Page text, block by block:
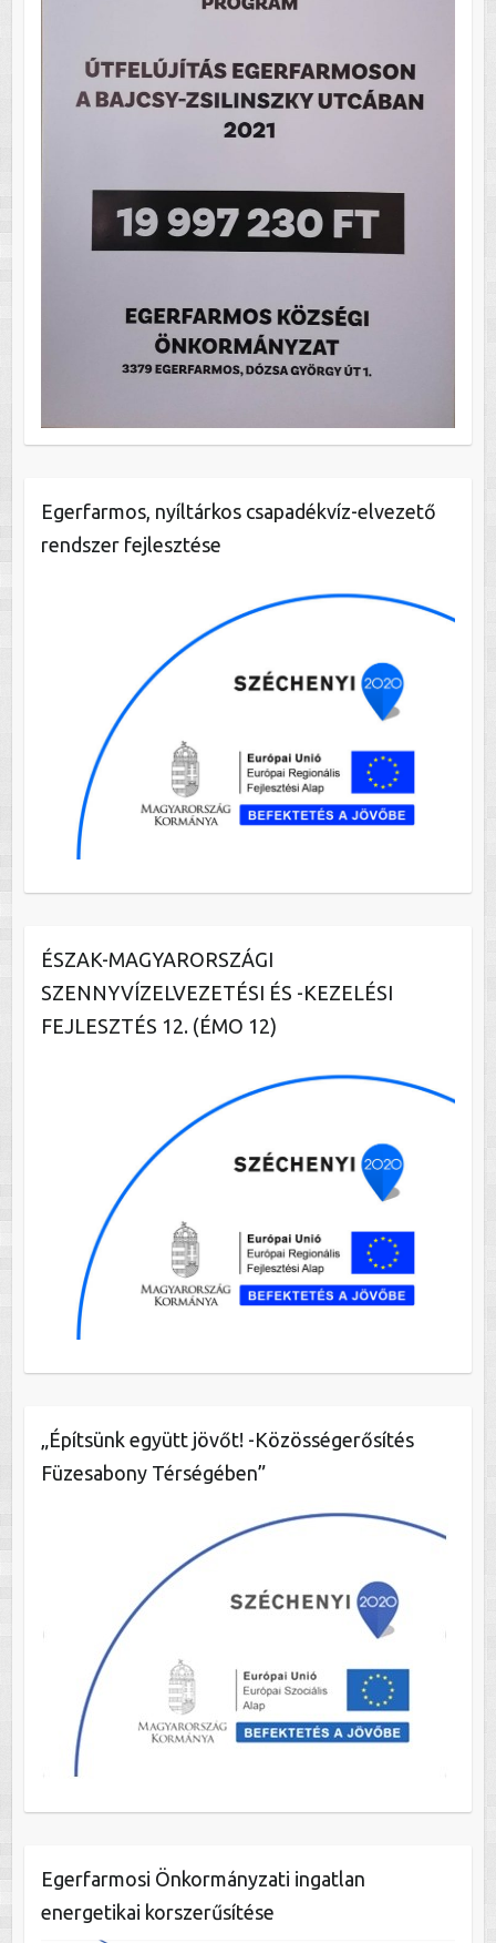
Egerfarmos, nyíltárkos csapadékvíz-elvezető
rendszer fejlesztése
ÉSZAK-MAGYARORSZÁGI
SZENNYVÍZELVEZETÉSI ÉS -KEZELÉSI
FEJLESZTÉS 12. (ÉMO 12)
„Építsünk együtt jövőt! -Közösségerősítés
Füzesabony Térségében”
Egerfarmosi Önkormányzati ingatlan
energetikai korszerűsítése